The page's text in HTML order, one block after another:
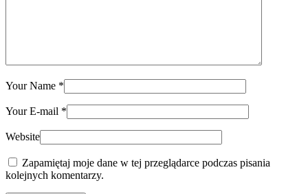
Your Name *
Your E-mail *
Website
Zapamiętaj moje dane w tej przeglądarce podczas pisania
kolejnych komentarzy.